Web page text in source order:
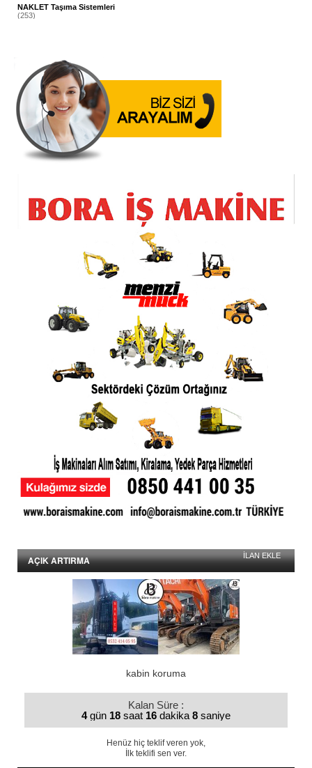
NAKLET Taşıma Sistemleri
(253)
AÇIK ARTIRMA İLAN EKLE
kabin koruma
Kalan Süre :
4gün 18 saat 16 dakika 7 saniye
Henüz hiç teklif veren yok,
İlk teklifi sen ver.